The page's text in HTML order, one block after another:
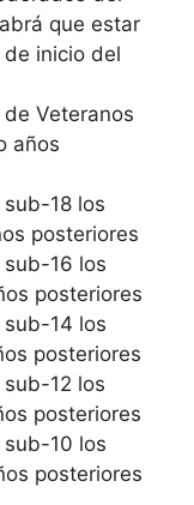
que estar
inicio del
Veteranos
años
18 los
posteriores
16 los
posteriores
14 los
posteriores
12 los
posteriores
10 los
posteriores